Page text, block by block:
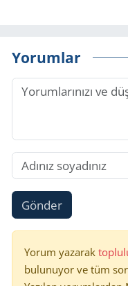
Yorumlar
Gönder
Yorum yazarak
bulunuyor ve tüm